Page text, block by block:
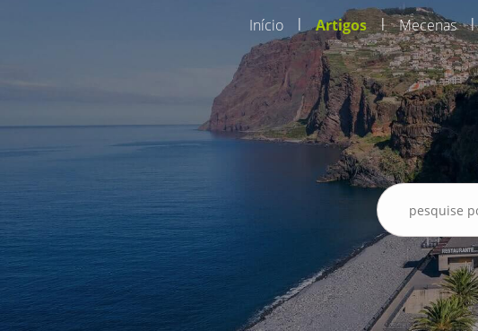
Início | Artigos | Mecenas |